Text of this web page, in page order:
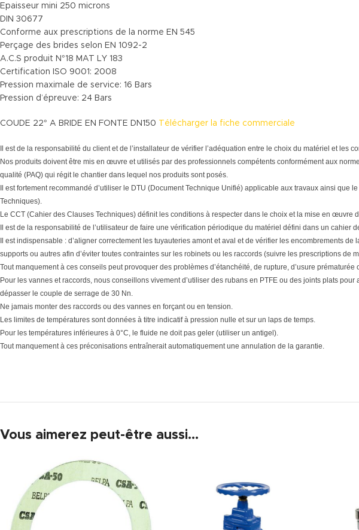
Epaisseur mini 250 microns
DIN 30677
Conforme aux prescriptions de la norme EN 545
Perçage des brides selon EN 1092-2
A.C.S produit N°18 MAT LY 183
Certification ISO 9001: 2008
Pression maximale de service: 16 Bars
Pression d’épreuve: 24 Bars
COUDE 22° A BRIDE EN FONTE DN150 Télécharger la fiche commerciale
Il est de la responsabilité du client et de l’installateur de vérifier l’adéquation entre le choix du matériel et
Nos produits doivent être mis en œuvre et utilisés par des professionnels compétents conformément aux
qualité (PAQ) qui régit le chantier dans lequel nos produits sont posés.
Il est fortement recommandé d’utiliser le DTU (Document Technique Unifié) applicable aux travaux ainsi que
Techniques).
Le CCT (Cahier des Clauses Techniques) définit les conditions à respecter dans le choix et la mise en œuvre
Il est de la responsabilité de l’utilisateur de faire une vérification périodique du matériel défini dans un
Il est indispensable : d’aligner correctement les tuyauteries amont et aval et de vérifier les encombrements
supports ou autres afin d’éviter toutes contraintes sur les robinets ou les raccords (suivre les prescriptions de
Tout manquement à ces conseils peut provoquer des problèmes d’étanchéité, de rupture, d’usure
Pour les vannes et raccords, nous conseillons vivement d’utiliser des rubans en PTFE ou des joints plats
dépasser le couple de serrage de 30 Nn.
Ne jamais monter des raccords ou des vannes en forçant ou en tension.
Les limites de températures sont données à titre indicatif à pression nulle et sur un laps de temps.
Pour les températures inférieures à 0°C, le fluide ne doit pas geler (utiliser un antigel).
Tout manquement à ces préconisations entraînerait automatiquement une annulation de la garantie.
Vous aimerez peut-être aussi…